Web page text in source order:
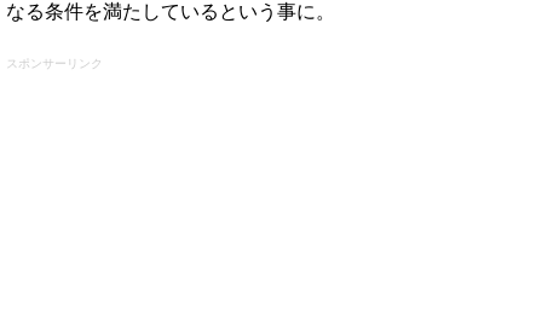
なる条件を満たしているという事に。
スポンサーリンク